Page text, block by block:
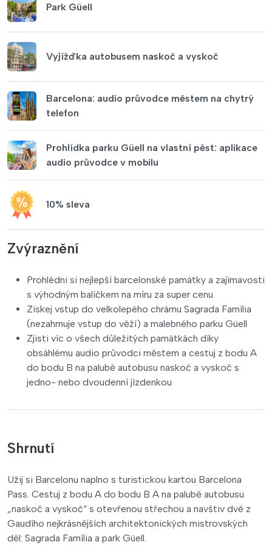
Park Güell
Vyjížďka autobusem naskoč a vyskoč
Barcelona: audio průvodce městem na chytrý
telefon
Prohlídka parku Güell na vlastní pěst: aplikace
audio průvodce v mobilu
10% sleva
Zvýraznění
Prohlédni si nejlepší barcelonské památky a zajímavosti
s výhodným balíčkem na míru za super cenu
Získej vstup do velkolepého chrámu Sagrada Família
(nezahrnuje vstup do věží) a malebného parku Güell
Zjisti víc o všech důležitých památkách díky
obsáhlému audio průvodci městem a cestuj z bodu A
do bodu B na palubě autobusu naskoč a vyskoč s
jedno- nebo dvoudenní jízdenkou
Shrnutí
Užij si Barcelonu naplno s turistickou kartou Barcelona
Pass. Cestuj z bodu A do bodu B A na palubě autobusu
„naskoč a vyskoč“ s otevřenou střechou a navštiv dvě z
Gaudího nejkrásnějších architektonických mistrovských
děl: Sagrada Família a park Güell.